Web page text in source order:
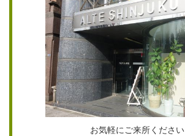
お気軽にご来所ください